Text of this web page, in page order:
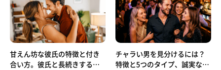
甘えん坊な彼氏の特徴と付き
合い方。彼氏と長続きするた
チャラい男を見分けるには？
特徴と5つのタイプ、誠実な男